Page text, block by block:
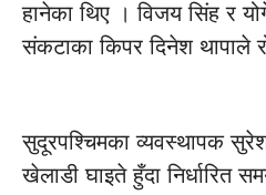
हानेका थिए । विजय सिंह र
संकटाका किपर दिनेश थापाले
सुदूरपश्चिमका व्यवस्थापक
खेलाडी घाइते हुँदा निर्धारित